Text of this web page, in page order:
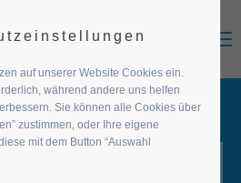
MENU
auf unserer Website Cookies ein.
während andere uns helfen
Sie können alle Cookies über
zustimmen, oder Ihre eigene
mit dem Button “Auswahl